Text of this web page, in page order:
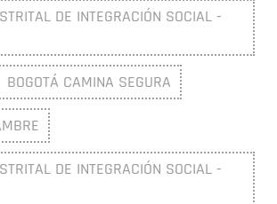
DE INTEGRACIÓN SOCIAL -
BOGOTÁ CAMINA SEGURA
DE INTEGRACIÓN SOCIAL -